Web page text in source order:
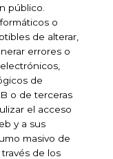
público.
o
de alterar,
errores o
de
o de terceras
el acceso
y a sus
masivo de
de los